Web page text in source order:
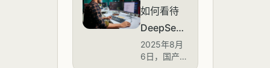
如何看待
DeepSeek
8月6日公
告称即将
2025年8月
6日，国产大